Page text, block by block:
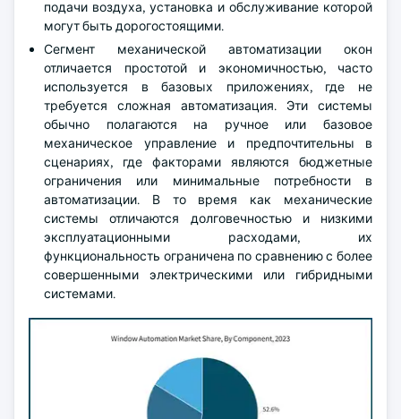
подачи воздуха, установка и обслуживание которой
могут быть дорогостоящими.
Сегмент механической автоматизации окон
отличается простотой и экономичностью, часто
используется в базовых приложениях, где не
требуется сложная автоматизация. Эти системы
обычно полагаются на ручное или базовое
механическое управление и предпочтительны в
сценариях, где факторами являются бюджетные
ограничения или минимальные потребности в
автоматизации. В то время как механические
системы отличаются долговечностью и низкими
эксплуатационными расходами, их
функциональность ограничена по сравнению с более
совершенными электрическими или гибридными
системами.